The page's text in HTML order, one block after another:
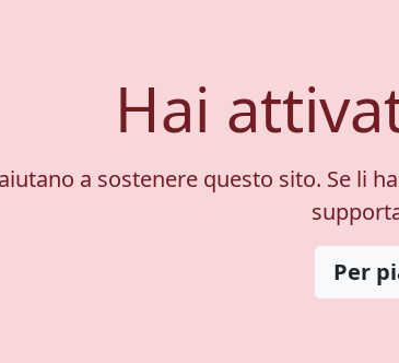
Hai
a sostenere questo sito. Se li
Per